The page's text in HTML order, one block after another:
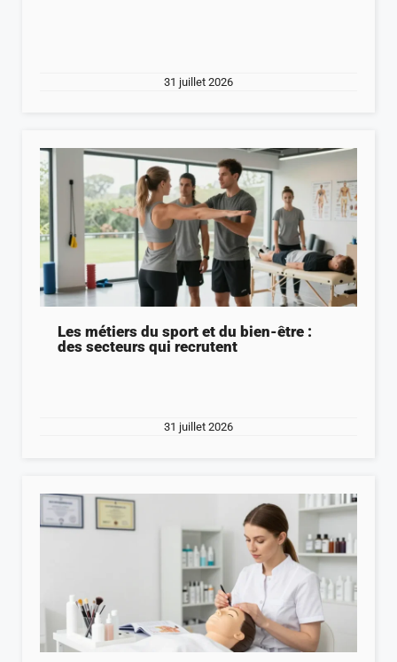
31 juillet 2026
Les métiers du sport et du bien-être :
des secteurs qui recrutent
31 juillet 2026